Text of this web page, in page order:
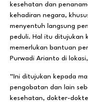
kesehatan dan
kehadiran negara,
menyentuh langsung
peduli. Hal itu ditujukan
memerlukan bantuan
Purwadi Arianto di
“Ini ditujukan kepada
pengobatan dan lain
kesehatan, dokter-